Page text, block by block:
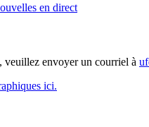
en direct
veuillez envoyer un courriel à
ici.